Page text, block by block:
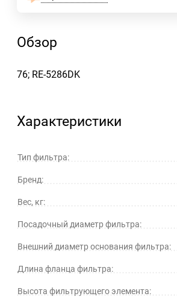
Обзор
76; RE-5286DK
Характеристики
Тип фильтра:
Бренд:
Вес, кг:
Посадочный диаметр фильтра:
Внешний диаметр основания фильтра:
Длина фланца фильтра:
Высота фильтрующего элемента: